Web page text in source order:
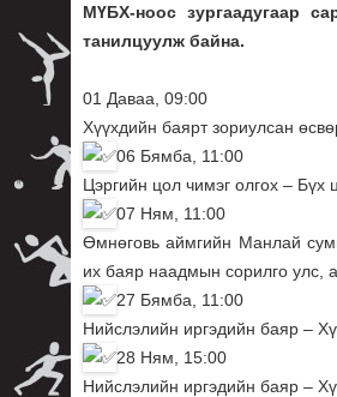
МҮБХ-ноос зургаадугаар
танилцуулж байна.
01 Даваа, 09:00
Хүүхдийн баярт зориулсан
06 Бямба, 11:00
Цэргийн цол чимэг олгох – Бүх
07 Ням, 11:00
Өмнөговь аймгийн Манлай
их баяр наадмын сорилго улс,
27 Бямба, 11:00
Нийслэлийн иргэдийн баяр –
28 Ням, 15:00
Нийслэлийн иргэдийн баяр –